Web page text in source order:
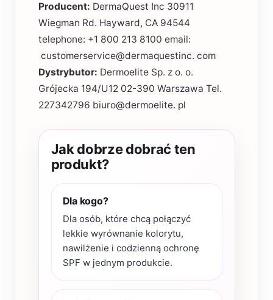
Producent: DermaQuest Inc 30911
Wiegman Rd. Hayward, CA 94544
telephone: +1 800 213 8100 email:
customerservice@dermaquestinc. com
Dystrybutor: Dermoelite Sp. z o. o.
Grójecka 194/U12 02-390 Warszawa Tel.
227342796 biuro@dermoelite. pl
Jak dobrze dobrać ten
produkt?
Dla kogo?
Dla osób, które chcą połączyć
lekkie wyrównanie kolorytu,
nawilżenie i codzienną ochronę
SPF w jednym produkcie.